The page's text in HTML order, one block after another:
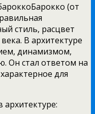
Барокко (от
стиль, расцвет
В архитектуре
динамизмом,
Он стал ответом на
для